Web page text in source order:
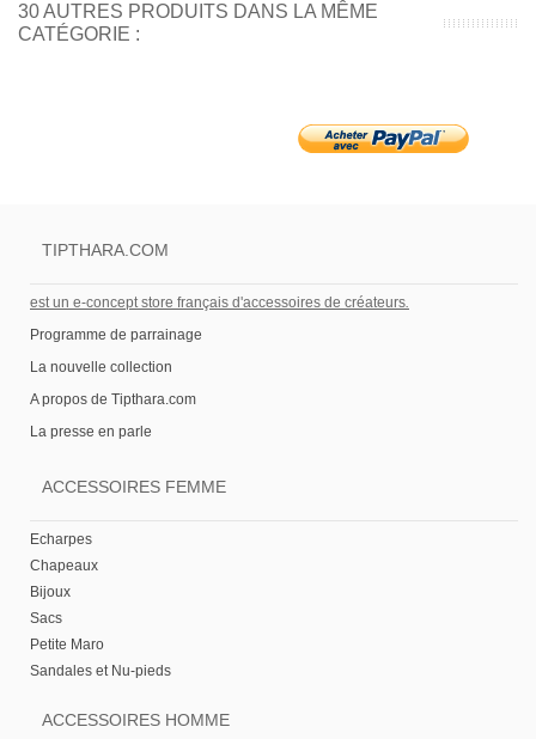
30 AUTRES PRODUITS DANS LA MÊME
CATÉGORIE :
TIPTHARA.COM
est un e-concept store français d'accessoires de créateurs.
Programme de parrainage
La nouvelle collection
A propos de Tipthara.com
La presse en parle
ACCESSOIRES FEMME
Echarpes
Chapeaux
Bijoux
Sacs
Petite Maro
Sandales et Nu-pieds
ACCESSOIRES HOMME